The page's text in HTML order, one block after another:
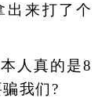
出来打了个
人真的是8
我们?